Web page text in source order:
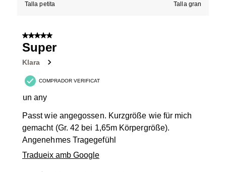
Talla petita Talla gran
5 de 5 estrelles.
Super
Klara
COMPRADOR VERIFICAT
un any
Passt wie angegossen. Kurzgröße wie für mich
gemacht (Gr. 42 bei 1,65m Körpergröße).
Angenehmes Tragegefühl
Tradueix amb Google